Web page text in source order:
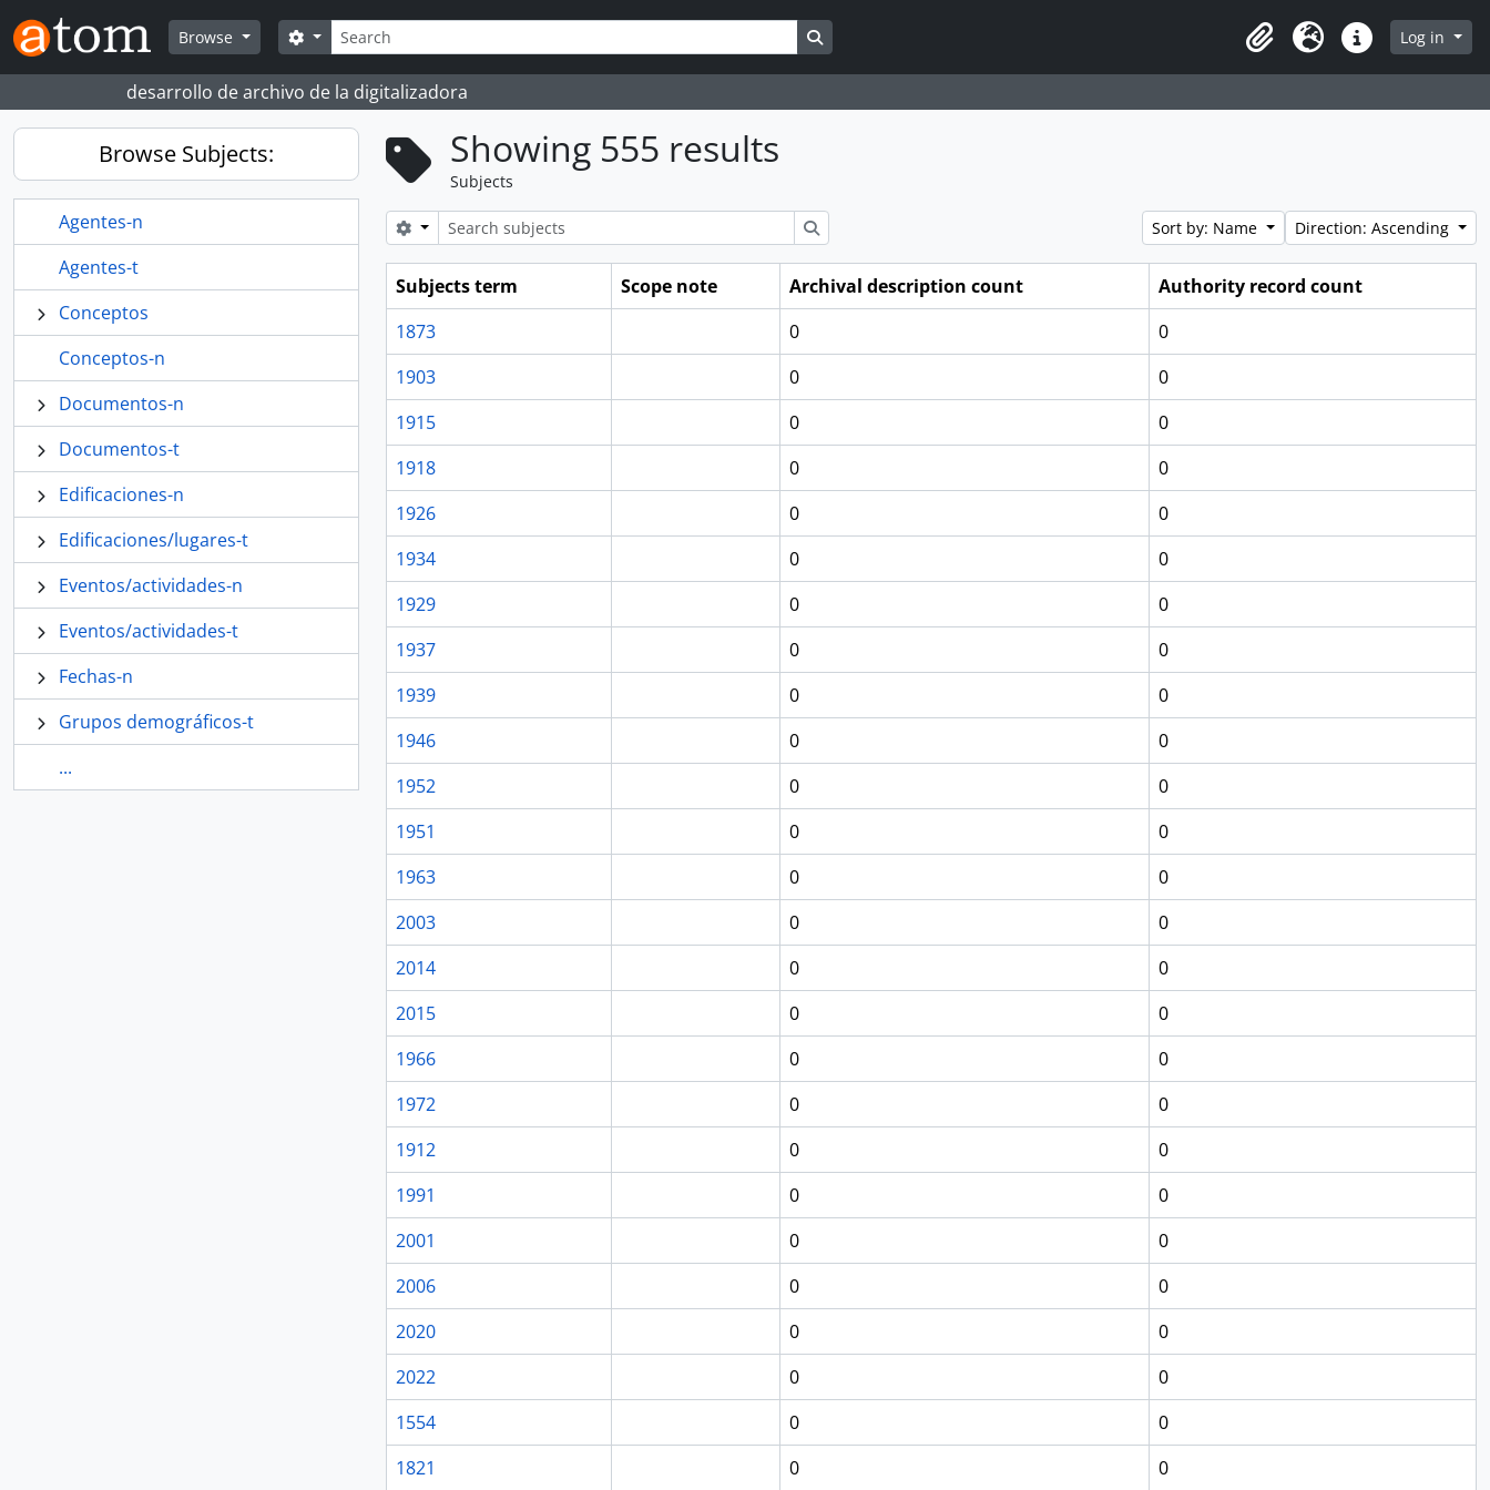
Skip to main content
Browse
Search
Search options
ClipboardLanguageQuick linksLog in
desarrollo de archivo de la digitalizadora
Browse Subjects:
Agentes-n
Agentes-t
Conceptos
Conceptos-n
Documentos-n
Documentos-t
Edificaciones-n
Edificaciones/lugares-t
Eventos/actividades-n
Eventos/actividades-t
Fechas-n
Grupos demográficos-t
...
Showing 555 results
Subjects
Search options Sort by: Name Direction: Ascending
Subjects term Scope note Archival description count
Authority record count
1873
0
0
1903
0
0
1915
0
0
1918
0
0
1926
0
0
1934
0
0
1929
0
0
1937
0
0
1939
0
0
1946
0
0
1952
0
0
1951
0
0
1963
0
0
2003
0
0
2014
0
0
2015
0
0
1966
0
0
1972
0
0
1912
0
0
1991
0
0
2001
0
0
2006
0
0
2020
0
0
2022
0
0
1554
0
0
1821
0 0